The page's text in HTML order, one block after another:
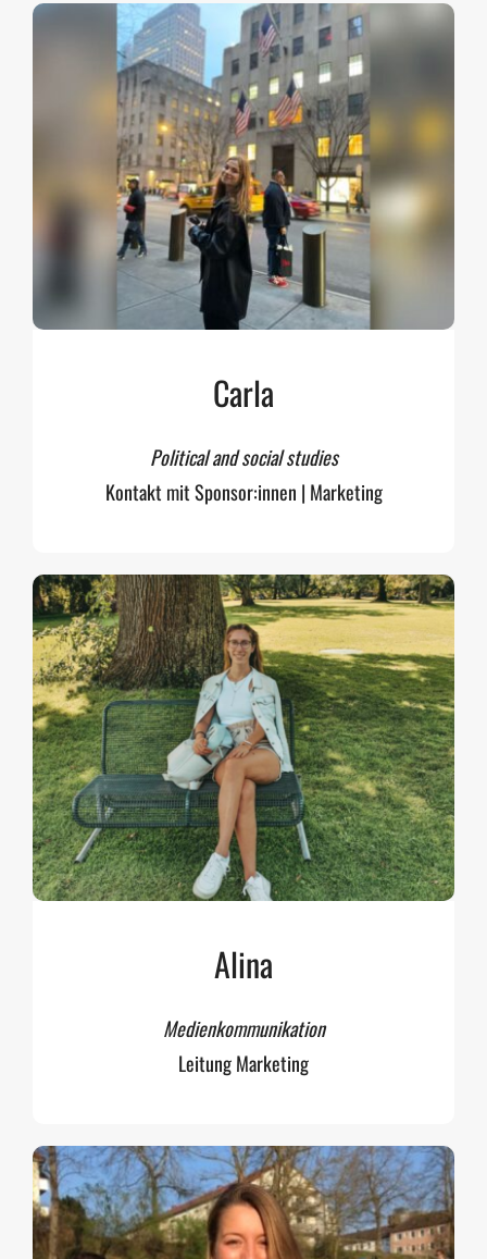
Carla
Political and social studies
Kontakt mit Sponsor:innen | Marketing
Alina
Medienkommunikation
Leitung Marketing